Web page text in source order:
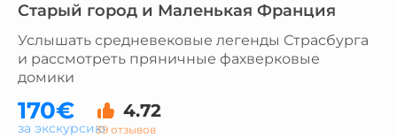
Старый город и Маленькая Франция
Услышать средневековые легенды Страсбурга
и рассмотреть пряничные фахверковые
домики
170€ 4.72
39 отзывов
за экскурсию